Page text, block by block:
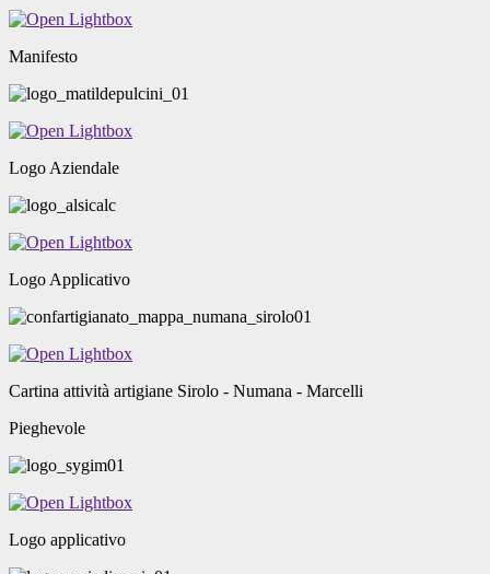
Manifesto
Logo Aziendale
Logo Applicativo
Cartina attività artigiane Sirolo - Numana - Marcelli
Pieghevole
Logo applicativo